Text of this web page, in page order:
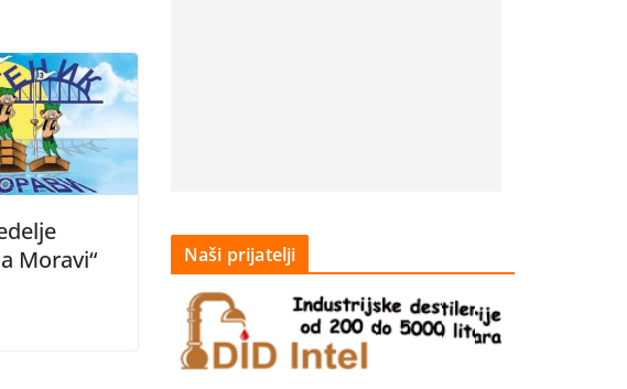
Moravi“
Naši prijatelji